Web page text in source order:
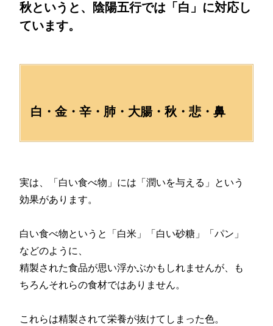
秋というと、陰陽五行では「白」に対応し
ています。
白・金・辛・肺・大腸・秋・悲・鼻
実は、「白い食べ物」には「潤いを与える」という
効果があります。
白い食べ物というと「白米」「白い砂糖」「パン」
などのように、
精製された食品が思い浮かぶかもしれませんが、も
ちろんそれらの食材ではありません。
これらは精製されて栄養が抜けてしまった色。